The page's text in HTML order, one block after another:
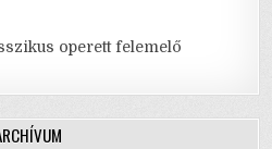
operett felemelő